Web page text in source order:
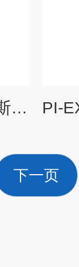
PI-EX-TB（/T）菲尼克斯PI-EX-TB（/T）通用底座接线端子
下一页